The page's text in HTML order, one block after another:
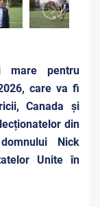
mare pentru
care va fi
Canada și
din
Nick
Unite în